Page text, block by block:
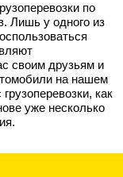
по
Лишь у одного из
своим друзьям и
на нашем
как
уже несколько